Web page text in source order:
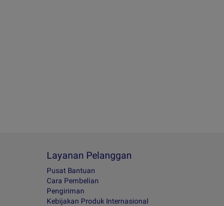
Layanan Pelanggan
Pusat Bantuan
Cara Pembelian
Pengiriman
Kebijakan Produk Internasional